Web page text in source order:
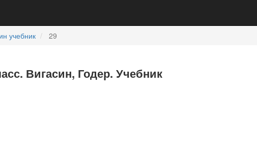
учебник 29
Вигасин, Годер. Учебник